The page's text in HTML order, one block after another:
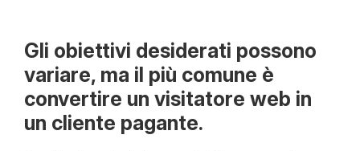
Gli obiettivi desiderati possono
variare, ma il più comune è
convertire un visitatore web in
un cliente pagante.